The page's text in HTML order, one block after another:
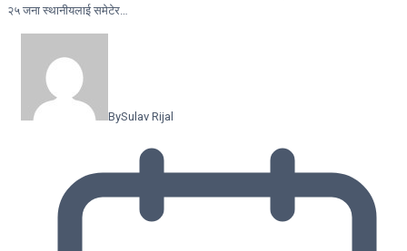
२५ जना स्थानीयलाई समेटेर…
BySulav Rijal